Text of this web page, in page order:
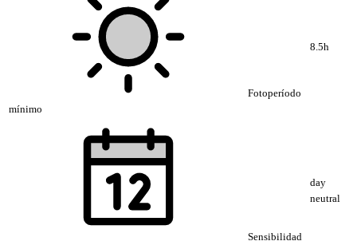
Fotoperíodo
mínimo
8.5h
Sensibilidad
day
neutral